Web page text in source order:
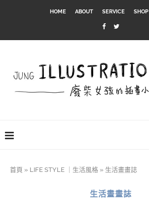
HOME ABOUT SERVICE SHOP
首頁 » LIFE STYLE ｜生活風格 » 生活畫畫誌
生活畫畫誌